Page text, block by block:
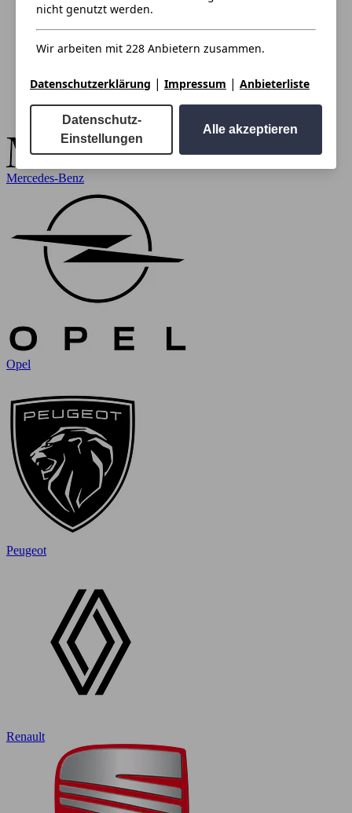
Mercedes-Benz
Opel
Peugeot
Renault
nicht genutzt werden.
Wir arbeiten mit 228 Anbietern zusammen.
Datenschutzerklärung | Impressum | Anbieterliste
Datenschutz-
Einstellungen
Alle akzeptieren